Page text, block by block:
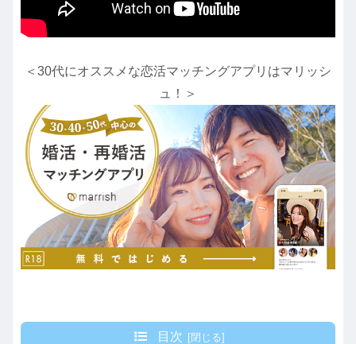
＜30代にオススメな恋活マッチングアプリはマリッシ
ュ！＞
目次